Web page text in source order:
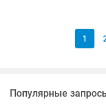
1
Популярные